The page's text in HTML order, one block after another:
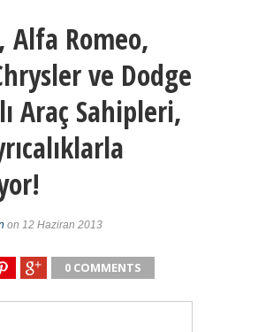
Alfa Romeo,
ve Dodge
Araç Sahipleri,
on 12 Haziran 2013
0 COMMENTS